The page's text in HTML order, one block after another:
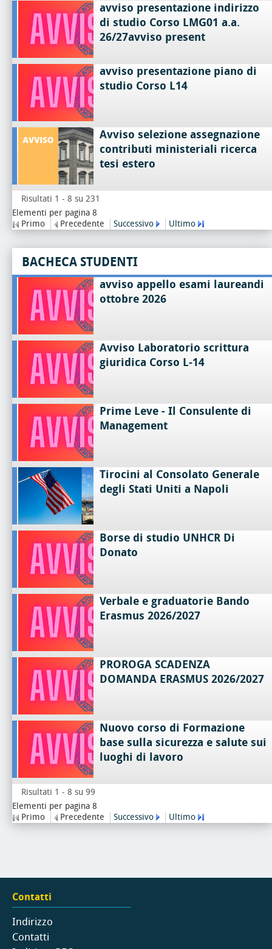
avviso presentazione indirizzo
di studio Corso LMG01 a.a.
26/27avviso present
avviso presentazione piano di
studio Corso L14
Avviso selezione assegnazione
contributi ministeriali ricerca
tesi estero
Risultati 1 - 8 su 231
Elementi per pagina 8
Primo
Precedente Successivo Ultimo
BACHECA STUDENTI
avviso appello esami laureandi
ottobre 2026
Avviso Laboratorio scrittura
giuridica Corso L-14
Prime Leve - Il Consulente di
Management
Tirocini al Consolato Generale
degli Stati Uniti a Napoli
Borse di studio UNHCR Di
Donato
Verbale e graduatorie Bando
Erasmus 2026/2027
PROROGA SCADENZA
DOMANDA ERASMUS 2026/2027
Nuovo corso di Formazione
base sulla sicurezza e salute sui
luoghi di lavoro
Risultati 1 - 8 su 99
Elementi per pagina 8
Primo
Precedente Successivo Ultimo
Contatti
Indirizzo
Contatti